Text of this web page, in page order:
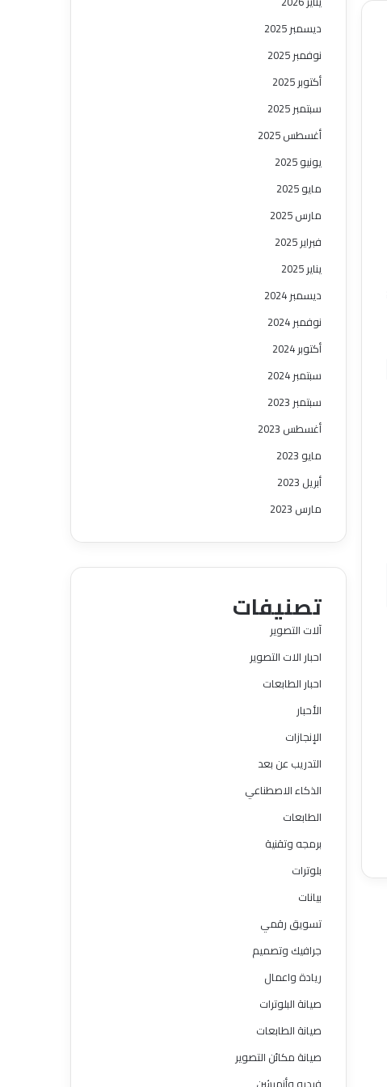
ديسمبر 2025
نوفمبر 2025
أكتوبر 2025
سبتمبر 2025
أغسطس 2025
يونيو 2025
مايو 2025
مارس 2025
فبراير 2025
يناير 2025
ديسمبر 2024
نوفمبر 2024
أكتوبر 2024
سبتمبر 2024
سبتمبر 2023
أغسطس 2023
مايو 2023
أبريل 2023
مارس 2023
تصنيفات
آلات التصوير
احبار الات التصوير
احبار الطابعات
الأحبار
الإنجازات
التدريب عن بعد
الذكاء الاصطناعي
الطابعات
برمجه وتقنية
بلوترات
بيانات
تسويق رقمي
جرافيك وتصميم
ريادة واعمال
صيانة البلوترات
صيانة الطابعات
صيانة مكائن التصوير